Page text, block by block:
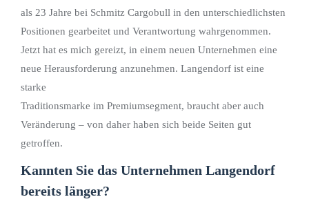
als 23 Jahre bei Schmitz Cargobull in den unterschiedlichsten
Positionen gearbeitet und Verantwortung wahrgenommen.
Jetzt hat es mich gereizt, in einem neuen Unternehmen eine
neue Herausforderung anzunehmen. Langendorf ist eine
starke
Traditionsmarke im Premiumsegment, braucht aber auch
Veränderung – von daher haben sich beide Seiten gut
getroffen.
Kannten Sie das Unternehmen Langendorf
bereits länger?